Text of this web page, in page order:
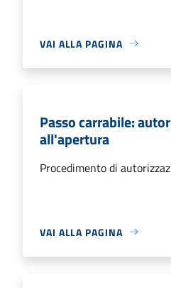
VAI ALLA PAGINA
Passo carrabile:
all'apertura
Procedimento di
VAI ALLA PAGINA